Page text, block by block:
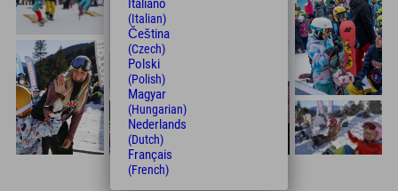
Italiano
(Italian)
Čeština
(Czech)
Polski
(Polish)
Magyar
(Hungarian)
Nederlands
(Dutch)
Français
(French)